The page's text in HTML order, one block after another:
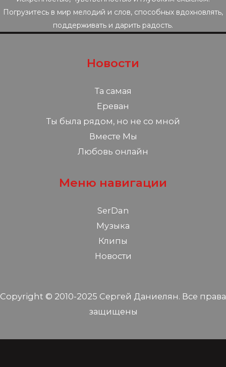
Погрузитесь в мир мелодий и слов, способных вдохновлять,
поддерживать и дарить радость.
Новости
Та самая
Ереван
Ты была рядом, но не со мной
Вместе Мы
Любовь онлайн
Меню навигации
SerDan
Музыка
Клипы
Новости
Copyright © 2010-2025 Сергей Даниелян. Все права
защищены